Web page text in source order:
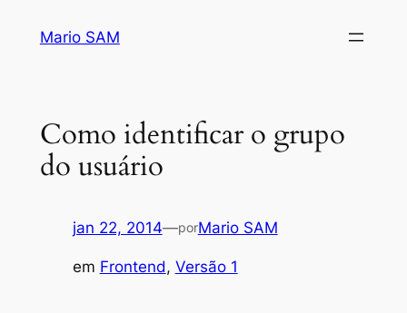
Mario SAM
Como identificar o grupo
do usuário
jan 22, 2014—porMario SAM
em Frontend, Versão 1